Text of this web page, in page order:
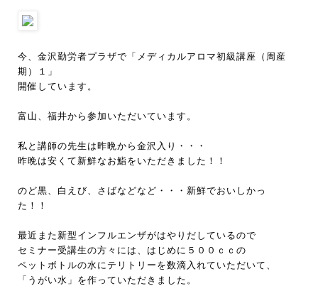
今、金沢勤労者プラザで「メディカルアロマ初級講座（周産
期）１」
開催しています。
富山、福井から参加いただいています。
私と講師の先生は昨晩から金沢入り・・・
昨晩は安くて新鮮なお鮨をいただきました！！
のど黒、白えび、さばなどなど・・・新鮮でおいしかっ
た！！
最近また新型インフルエンザがはやりだしているので
セミナー受講生の方々には、はじめに５００ｃｃの
ペットボトルの水にテリトリーを数滴入れていただいて、
「うがい水」を作っていただきました。